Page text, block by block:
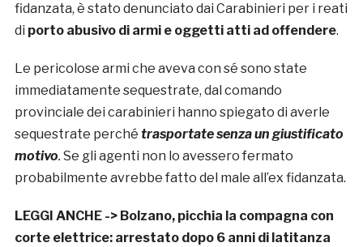
fidanzata, è stato denunciato dai Carabinieri per i reati
di porto abusivo di armi e oggetti atti ad offendere.
Le pericolose armi che aveva con sé sono state
immediatamente sequestrate, dal comando
provinciale dei carabinieri hanno spiegato di averle
sequestrate perché trasportate senza un giustificato
motivo. Se gli agenti non lo avessero fermato
probabilmente avrebbe fatto del male all’ex fidanzata.
LEGGI ANCHE -> Bolzano, picchia la compagna con
corte elettrice: arrestato dopo 6 anni di latitanza